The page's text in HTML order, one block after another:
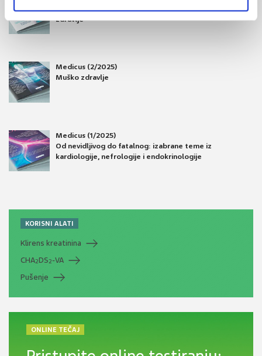
Mentalno
zdravlje
Medicus (2/2025)
Muško zdravlje
Medicus (1/2025)
Od nevidljivog do fatalnog: izabrane teme iz
kardiologije, nefrologije i endokrinologije
KORISNI ALATI
Klirens kreatinina
CHA2DS2-VA
Pušenje
ONLINE TEČAJ